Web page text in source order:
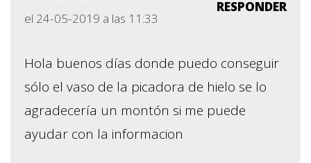
el 24-05-2019 a las 11:33
RESPONDER
Hola buenos días donde puedo conseguir
sólo el vaso de la picadora de hielo se lo
agradecería un montón si me puede
ayudar con la informacion